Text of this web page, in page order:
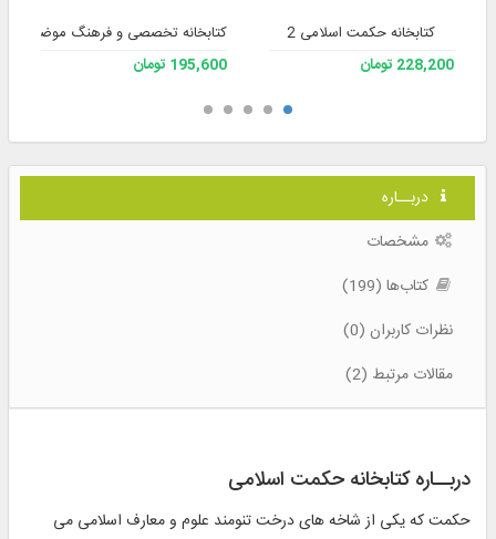
کتابخانه حکمت اسلامی 2
228,200 تومان
کتابخانه تخصصی و فرهنگ موضوعی
195,600 تومان
دربــاره
مشخصات
کتاب‌ها (199)
نظرات کاربران (0)
مقالات مرتبط (2)
دربــاره کتابخانه حکمت اسلامی
حكمت كه يكى از شاخه هاى درخت تنومند علوم و معارف اسلامى مى